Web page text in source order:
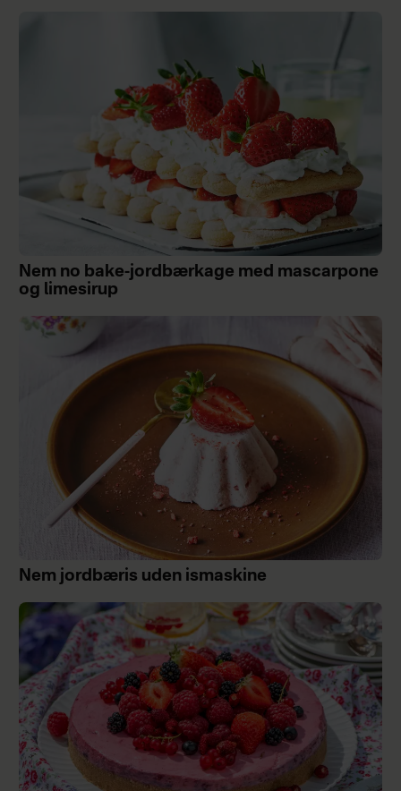
Nem no bake-jordbærkage med mascarpone
og limesirup
Nem jordbæris uden ismaskine